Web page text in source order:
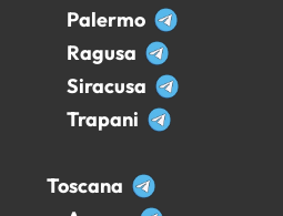
Palermo
Ragusa
Siracusa
Trapani
Toscana